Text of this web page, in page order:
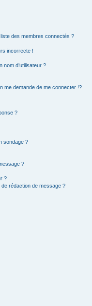
des membres connectés ?
incorrecte !
nom d’utilisateur ?
me demande de me connecter !?
?
sondage ?
?
?
rédaction de message ?